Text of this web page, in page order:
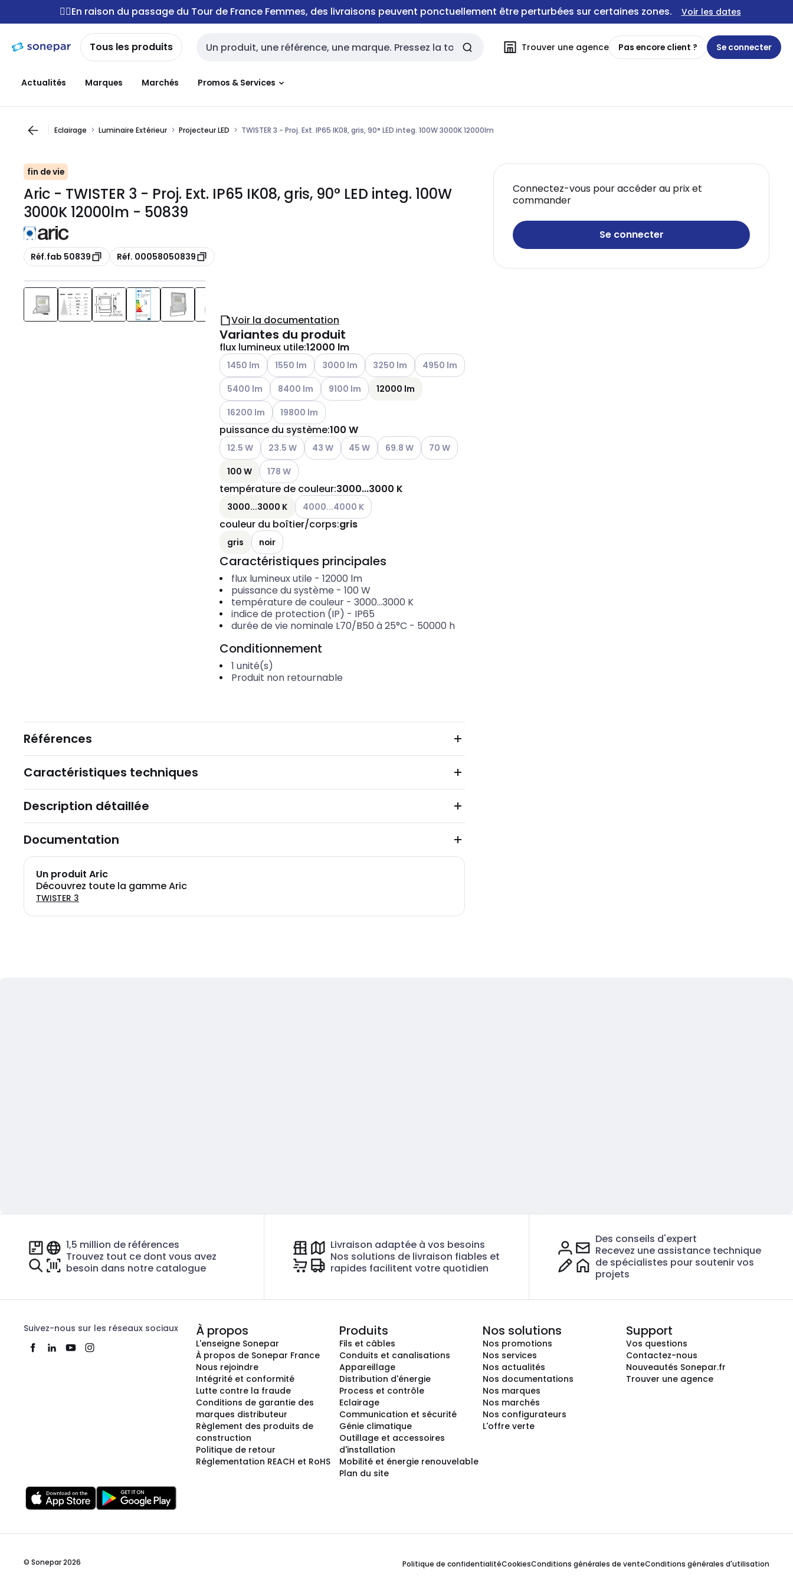
navigation
Passer
au
contenu
🚴‍♂️En raison du passage du Tour de France Femmes, des livraisons peuvent ponctuellement être perturbées sur certaines zones. Voir les dates
Tous les produits Entrée de recherche Trouver une agence Pas encore client ? Se connecter
Actualités Marques Marchés Promos & Services
Eclairage Luminaire Extérieur Projecteur LED TWISTER 3 - Proj. Ext. IP65 IK08, gris, 90° LED integ. 100W 3000K 12000lm
fin de vie
Aric - TWISTER 3 - Proj. Ext. IP65 IK08, gris, 90° LED integ. 100W
3000K 12000lm - 50839
Copie
Réf.fab 50839 Copie
Réf. 00058050839
Connectez-vous pour accéder au prix et
commander
Se connecter
Voir la documentation
Variantes du produit
flux lumineux utile:12000 lm
Voir les options disponibles
1450 lm Voir les options disponibles
1550 lm Voir les options disponibles
3000 lm Voir les options disponibles
3250 lm Voir les options disponibles
4950 lm
Voir les options disponibles
5400 lm Voir les options disponibles
8400 lm Voir les options disponibles
9100 lm
12000 lm
Voir les options disponibles
16200 lm Voir les options disponibles
19800 lm
puissance du système:100 W
Voir les options disponibles
12.5 W Voir les options disponibles
23.5 W Voir les options disponibles
43 W Voir les options disponibles
45 W Voir les options disponibles
69.8 W Voir les options disponibles
70 W
100 W
Voir les options disponibles
178 W
température de couleur:3000...3000 K
3000...3000 K Voir les options disponibles
4000...4000 K
couleur du boîtier/corps:gris
gris noir
Caractéristiques principales
flux lumineux utile - 12000 lm
puissance du système - 100 W
température de couleur- 3000...3000 K
indice de protection (IP) - IP65
durée de vie nominale L70/B50 à 25°C - 50000 h
Conditionnement
1 unité(s)
Produit non retournable
Références
Caractéristiques techniques
Description détaillée
Documentation
Un produit Aric
Découvrez toute la gamme Aric
TWISTER 3
1,5 million de références
Trouvez tout ce dont vous avez
besoin dans notre catalogue
Livraison adaptée à vos besoins
Nos solutions de livraison fiables et
rapides facilitent votre quotidien
Des conseils d'expert
Recevez une assistance technique
de spécialistes pour soutenir vos
projets
Suivez-nous sur les réseaux sociaux À propos
L'enseigne Sonepar
À propos de Sonepar France
Nous rejoindre
Intégrité et conformité
Lutte contre la fraude
Conditions de garantie des
marques distributeur
Règlement des produits de
construction
Politique de retour
Réglementation REACH et RoHS
Produits
Fils et câbles
Conduits et canalisations
Appareillage
Distribution d'énergie
Process et contrôle
Eclairage
Communication et sécurité
Génie climatique
Outillage et accessoires
d'installation
Mobilité et énergie renouvelable
Plan du site
Nos solutions
Nos promotions
Nos services
Nos actualités
Nos documentations
Nos marques
Nos marchés
Nos configurateurs
L'offre verte
Support
Vos questions
Contactez-nous
Nouveautés Sonepar.fr
Trouver une agence
© Sonepar 2026 Politique de confidentialitéCookiesConditions générales de venteConditions générales d'utilisation